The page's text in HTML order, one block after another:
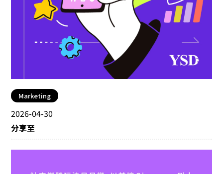
Marketing
2026-04-30
分享至